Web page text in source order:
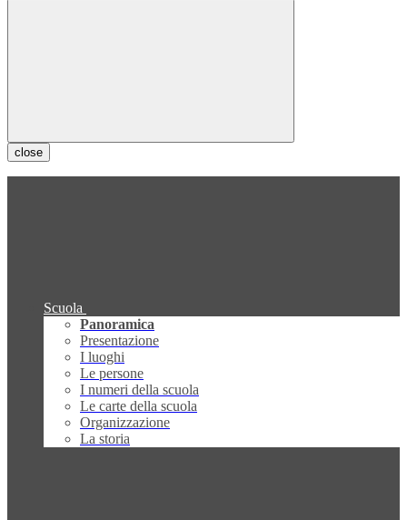
close
Scuola
Panoramica
Presentazione
I luoghi
Le persone
I numeri della scuola
Le carte della scuola
Organizzazione
La storia